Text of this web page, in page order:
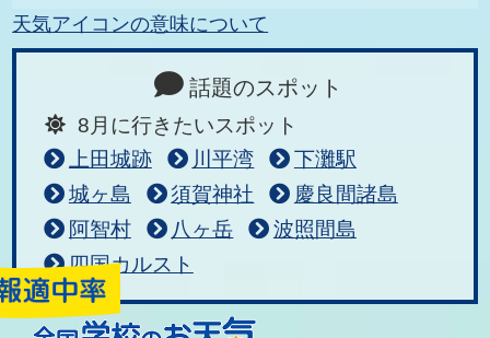
天気アイコンの意味について
話題のスポット
8月に行きたいスポット
上田城跡
川平湾
下灘駅
城ヶ島
須賀神社
慶良間諸島
阿智村
八ヶ岳
波照間島
四国カルスト